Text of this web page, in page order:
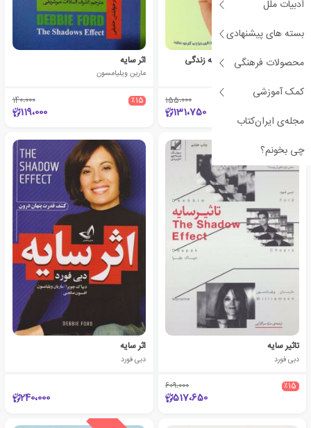
ادبیات ملل
بسته های پیشنهادی
محصولات فرهنگی
کمک آموزشی
مجله‌ی ایران‌کتاب
چی بخونم؟
معجزه ی تغییر یا بازگشت به زندگی
155،000
131،750
اثر سایه
مارین ویلیامسون
٪15 140،000
119،000
تاثیر سایه
دبی فورد
٪15 609،000
517،650
اثر سایه
دبی فورد
240،000